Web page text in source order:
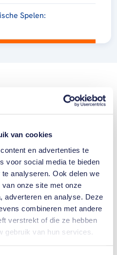
van cookies
en advertenties te
voor social media te bieden
analyseren. Ook delen we
onze site met onze
adverteren en analyse. Deze
combineren met andere
verstrekt of die ze hebben
gebruik van hun services.
Spelen:
hebben er
de